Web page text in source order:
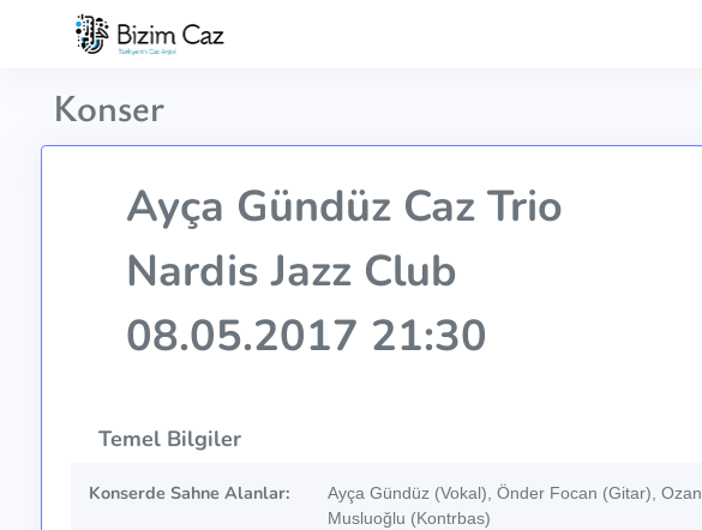
Konser
Ayça Gündüz Caz Trio
Nardis Jazz Club
08.05.2017 21:30
Temel Bilgiler
Konserde Sahne Alanlar:
Ayça Gündüz (Vokal), Önder Focan (Gitar), Ozan
Musluoğlu (Kontrbas)